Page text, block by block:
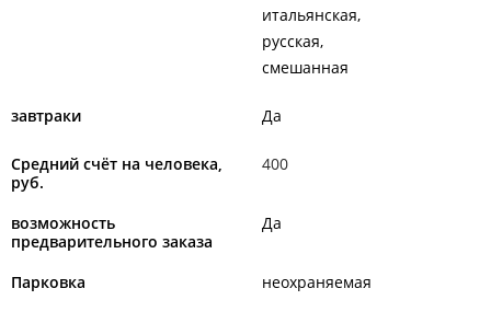
итальянская
русская
смешанная
завтраки Да
Средний счёт на человека,
руб.
400
возможность
предварительного заказа
Да
Парковка неохраняемая